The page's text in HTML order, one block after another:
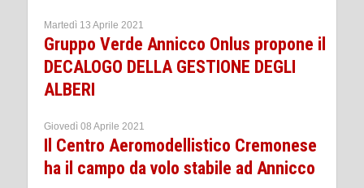
Martedì 13 Aprile 2021
Gruppo Verde Annicco Onlus propone il
DECALOGO DELLA GESTIONE DEGLI
ALBERI
Giovedì 08 Aprile 2021
Il Centro Aeromodellistico Cremonese
ha il campo da volo stabile ad Annicco